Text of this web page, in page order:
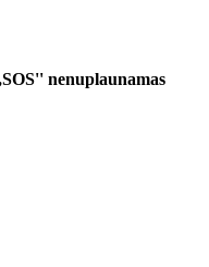
nenuplaunamas